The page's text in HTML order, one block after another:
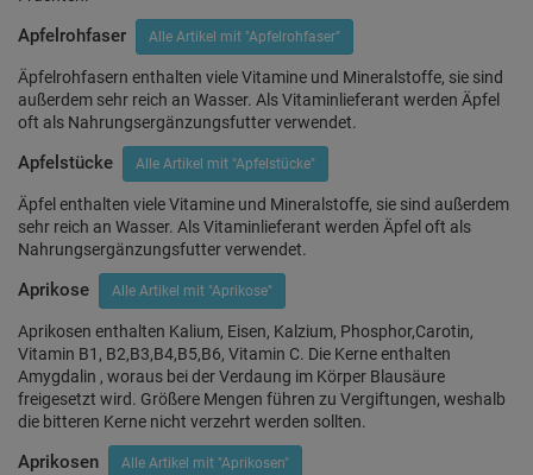
Apfelrohfaser Alle Artikel mit "Apfelrohfaser"
Äpfelrohfasern enthalten viele Vitamine und Mineralstoffe, sie sind
außerdem sehr reich an Wasser. Als Vitaminlieferant werden Äpfel
oft als Nahrungsergänzungsfutter verwendet.
Apfelstücke Alle Artikel mit "Apfelstücke"
Äpfel enthalten viele Vitamine und Mineralstoffe, sie sind außerdem
sehr reich an Wasser. Als Vitaminlieferant werden Äpfel oft als
Nahrungsergänzungsfutter verwendet.
Aprikose Alle Artikel mit "Aprikose"
Aprikosen enthalten Kalium, Eisen, Kalzium, Phosphor,Carotin,
Vitamin B1, B2,B3,B4,B5,B6, Vitamin C. Die Kerne enthalten
Amygdalin , woraus bei der Verdaung im Körper Blausäure
freigesetzt wird. Größere Mengen führen zu Vergiftungen, weshalb
die bitteren Kerne nicht verzehrt werden sollten.
Aprikosen Alle Artikel mit "Aprikosen"